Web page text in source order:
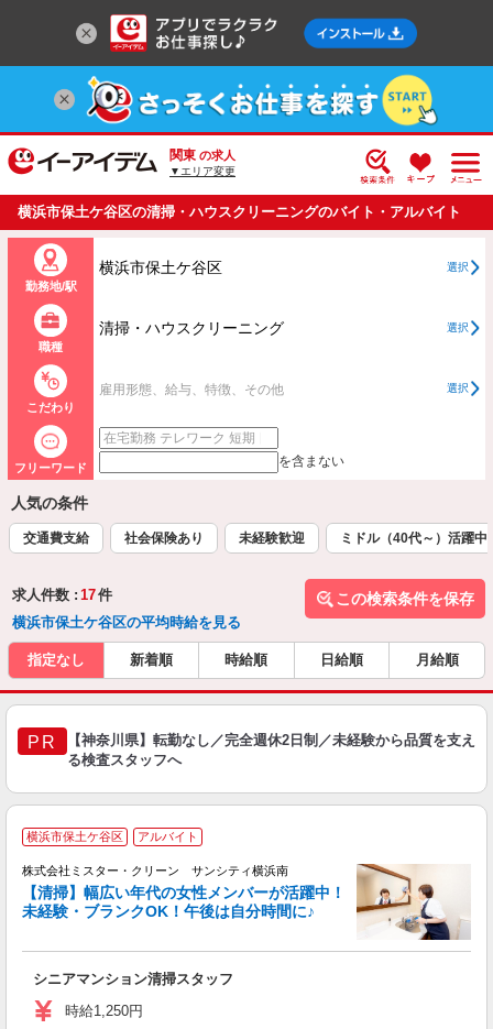
関東 の求人
▼エリア変更
横浜市保土ケ谷区の清掃・ハウスクリーニングのバイト・アルバイト
・パートの求人情報一覧
勤務地/駅
横浜市保土ケ谷区 選択
職種
清掃・ハウスクリーニング 選択
こだわり
雇用形態、給与、特徴、その他 選択
フリーワード を含まない
人気の条件
交通費支給 社会保険あり 未経験歓迎 ミドル（40代～）活躍中
求人件数 : 17件
横浜市保土ケ谷区の平均時給を見る
この検索条件を保存
指定なし 新着順 時給順 日給順 月給順
PR
【神奈川県】転勤なし／完全週休2日制／未経験から品質を支え
る検査スタッフへ
横浜市保土ケ谷区 アルバイト
株式会社ミスター・クリーン サンシティ横浜南
【清掃】幅広い年代の女性メンバーが活躍中！
未経験・ブランクOK！午後は自分時間に♪
シニアマンション清掃スタッフ
時給1,250円